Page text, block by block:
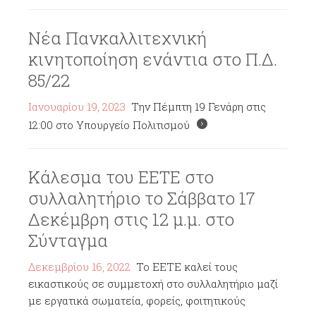
Νέα Πανκαλλιτεχνική
κινητοποίηση ενάντια στο Π.Δ.
85/22
Ιανουαρίου 19, 2023 Την Πέμπτη 19 Γενάρη στις
12:00 στο Υπουργείο Πολιτισμού
Κάλεσμα του ΕΕΤΕ στο
συλλαλητήριο το Σάββατο 17
Δεκέμβρη στις 12 μ.μ. στο
Σύνταγμα
Δεκεμβρίου 16, 2022 Το ΕΕΤΕ καλεί τους
εικαστικούς σε συμμετοχή στο συλλαλητήριο μαζί
με εργατικά σωματεία, φορείς, φοιτητικούς